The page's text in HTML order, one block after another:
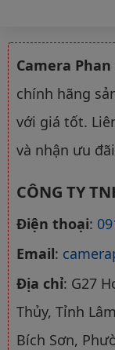
Camera
chính hãng
với giá tốt.
và nhận ưu
CÔNG TY
Điện thoại:
Email:
Địa chỉ: G27
Thủy, Tỉnh
Bích Sơn,